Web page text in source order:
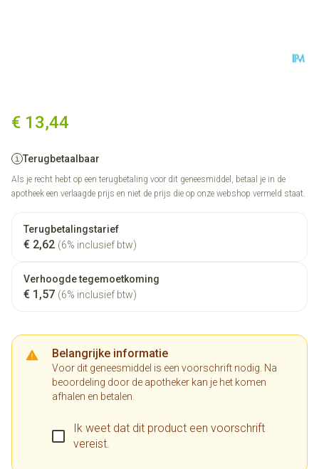
€ 13,44
Terugbetaalbaar
Als je recht hebt op een terugbetaling voor dit geneesmiddel, betaal je in de
apotheek een verlaagde prijs en niet de prijs die op onze webshop vermeld staat.
Terugbetalingstarief
€ 2,62 (6% inclusief btw)
Verhoogde tegemoetkoming
€ 1,57 (6% inclusief btw)
Belangrijke informatie
Voor dit geneesmiddel is een voorschrift nodig. Na
beoordeling door de apotheker kan je het komen
afhalen en betalen.
Ik weet dat dit product een voorschrift
vereist.